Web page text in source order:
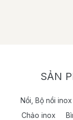
SẢN
Nồi, Bộ nồi inox
Chảo inox